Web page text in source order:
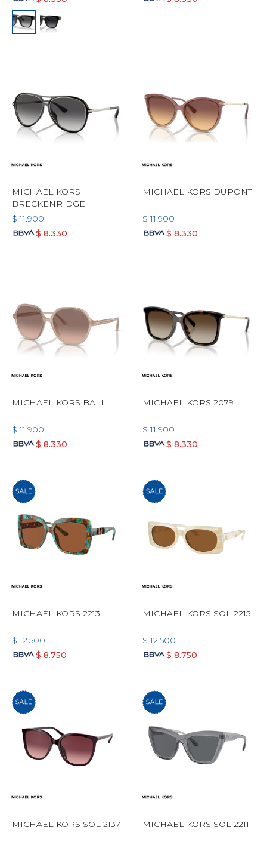
MICHAEL KORS
BRECKENRIDGE
$ 11.900
$ 8.330
MICHAEL KORS DUPONT
$ 11.900
$ 8.330
MICHAEL KORS BALI
$ 11.900
$ 8.330
MICHAEL KORS 2079
$ 11.900
$ 8.330
MICHAEL KORS 2213
$ 12.500
$ 8.750
MICHAEL KORS SOL 2215
$ 12.500
$ 8.750
MICHAEL KORS SOL 2137 MICHAEL KORS SOL 2211